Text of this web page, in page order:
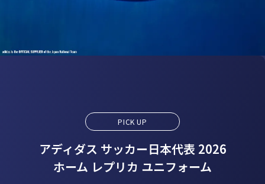
PICK UP
アディダス サッカー日本代表 2026
ホーム レプリカ ユニフォーム